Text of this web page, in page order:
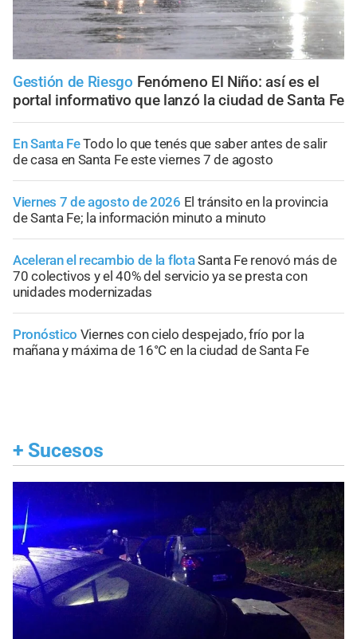
Gestión de Riesgo Fenómeno El Niño: así es el
portal informativo que lanzó la ciudad de Santa Fe
En Santa FeTodo lo que tenés que saber antes de salir
de casa en Santa Fe este viernes 7 de agosto
Viernes 7 de agosto de 2026 El tránsito en la provincia
de Santa Fe; la información minuto a minuto
Aceleran el recambio de la flotaSanta Fe renovó más de
70 colectivos y el 40% del servicio ya se presta con
unidades modernizadas
Pronóstico Viernes con cielo despejado, frío por la
mañana y máxima de 16°C en la ciudad de Santa Fe
+ Sucesos